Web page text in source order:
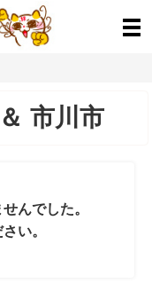
＆ 市川市
んでした。
い。